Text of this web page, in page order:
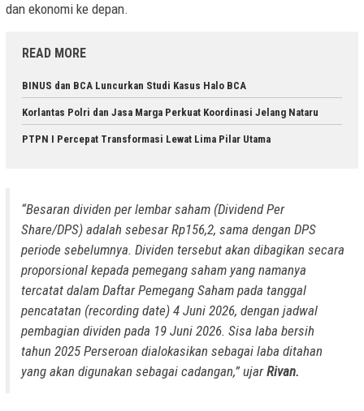
dan ekonomi ke depan.
READ MORE
BINUS dan BCA Luncurkan Studi Kasus Halo BCA
Korlantas Polri dan Jasa Marga Perkuat Koordinasi Jelang Nataru
PTPN I Percepat Transformasi Lewat Lima Pilar Utama
“Besaran dividen per lembar saham (Dividend Per
Share/DPS) adalah sebesar Rp156,2, sama dengan DPS
periode sebelumnya. Dividen tersebut akan dibagikan secara
proporsional kepada pemegang saham yang namanya
tercatat dalam Daftar Pemegang Saham pada tanggal
pencatatan (recording date) 4 Juni 2026, dengan jadwal
pembagian dividen pada 19 Juni 2026. Sisa laba bersih
tahun 2025 Perseroan dialokasikan sebagai laba ditahan
yang akan digunakan sebagai cadangan,” ujarRivan.